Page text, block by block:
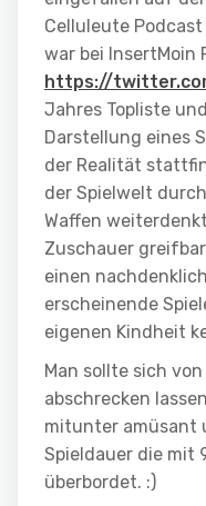
Celluleute
war bei InsertMoin
https://
Jahres Topliste
Darstellung eines
der Realität
der Spielwelt
Waffen
Zuschauer
einen
erscheinende
eigenen Kindheit
Man sollte sich
abschrecken
mitunter amüsant
Spieldauer die mit
überbordet. :)